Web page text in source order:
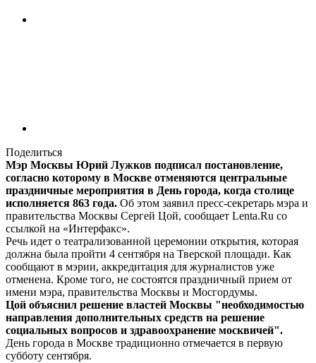
Поделиться
Мэр Москвы Юрий Лужков подписал постановление,
согласно которому в Москве отменяются центральные
праздничные мероприятия в День города, когда столице
исполняется 863 года. Об этом заявил пресс-секретарь мэра и
правительства Москвы Сергей Цой, сообщает Lenta.Ru со
ссылкой на «Интерфакс».
Речь идет о театрализованной церемонии открытия, которая
должна была пройти 4 сентября на Тверской площади. Как
сообщают в мэрии, аккредитация для журналистов уже
отменена. Кроме того, не состоятся праздничный прием от
имени мэра, правительства Москвы и Мосгордумы.
Цой объяснил решение властей Москвы "необходимостью
направления дополнительных средств на решение
социальных вопросов и здравоохранение москвичей".
День города в Москве традиционно отмечается в первую
субботу сентября.